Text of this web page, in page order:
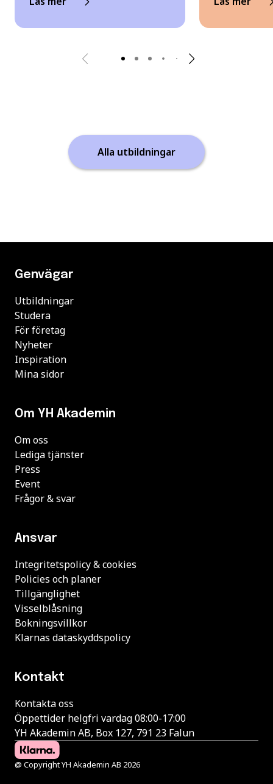
Alla utbildningar
Genvägar
Utbildningar
Studera
För företag
Nyheter
Inspiration
Mina sidor
Om YH Akademin
Om oss
Lediga tjänster
Press
Event
Frågor & svar
Ansvar
Integritetspolicy & cookies
Policies och planer
Tillgänglighet
Visselblåsning
Bokningsvillkor
Klarnas dataskyddspolicy
Kontakt
Kontakta oss
Öppettider helgfri vardag 08:00-17:00
YH Akademin AB, Box 127, 791 23 Falun
@ Copyright YH Akademin AB 2026